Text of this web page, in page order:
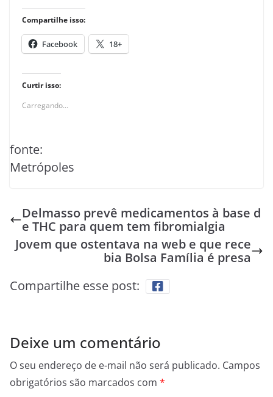
Compartilhe isso:
Facebook 18+
Curtir isso:
Carregando...
fonte:
Metrópoles
Delmasso prevê medicamentos à base d
e THC para quem tem fibromialgia
Jovem que ostentava na web e que rece
bia Bolsa Família é presa
Compartilhe esse post:
Deixe um comentário
O seu endereço de e-mail não será publicado. Campos
obrigatórios são marcados com *